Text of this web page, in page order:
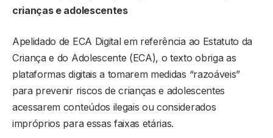
crianças e adolescentes
Apelidado de ECA Digital em referência ao Estatuto da
Criança e do Adolescente (ECA), o texto obriga as
plataformas digitais a tomarem medidas “razoáveis”
para prevenir riscos de crianças e adolescentes
acessarem conteúdos ilegais ou considerados
impróprios para essas faixas etárias.